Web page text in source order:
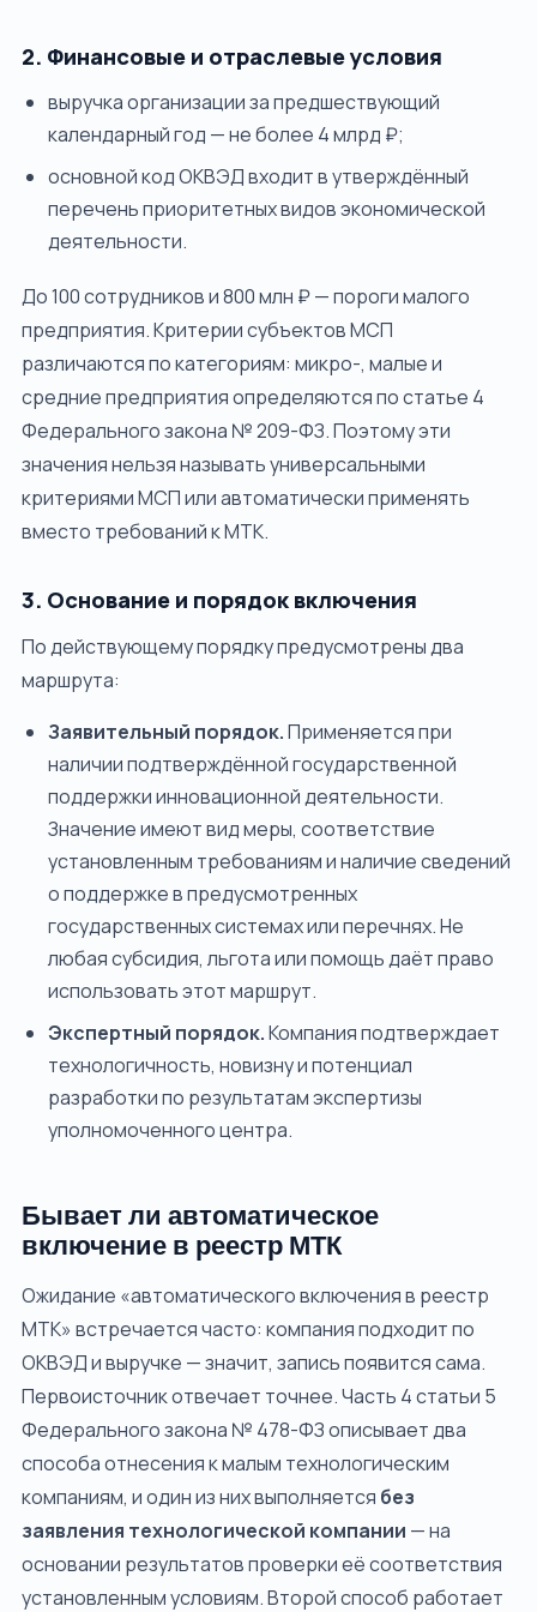
2. Финансовые и отраслевые условия
выручка организации за предшествующий
календарный год — не более 4 млрд ₽;
основной код ОКВЭД входит в утверждённый
перечень приоритетных видов экономической
деятельности.
До 100 сотрудников и 800 млн ₽ — пороги малого
предприятия. Критерии субъектов МСП
различаются по категориям: микро-, малые и
средние предприятия определяются по статье 4
Федерального закона № 209-ФЗ. Поэтому эти
значения нельзя называть универсальными
критериями МСП или автоматически применять
вместо требований к МТК.
3. Основание и порядок включения
По действующему порядку предусмотрены два
маршрута:
Заявительный порядок.Применяется при
наличии подтверждённой государственной
поддержки инновационной деятельности.
Значение имеют вид меры, соответствие
установленным требованиям и наличие сведений
о поддержке в предусмотренных
государственных системах или перечнях. Не
любая субсидия, льгота или помощь даёт право
использовать этот маршрут.
Экспертный порядок.Компания подтверждает
технологичность, новизну и потенциал
разработки по результатам экспертизы
уполномоченного центра.
Бывает ли автоматическое
включение в реестр МТК
Ожидание «автоматического включения в реестр
МТК» встречается часто: компания подходит по
ОКВЭД и выручке — значит, запись появится сама.
Первоисточник отвечает точнее. Часть 4 статьи 5
Федерального закона № 478-ФЗ описывает два
способа отнесения к малым технологическим
компаниям, и один из них выполняется без
заявления технологической компании — на
основании результатов проверки её соответствия
установленным условиям. Второй способ работает